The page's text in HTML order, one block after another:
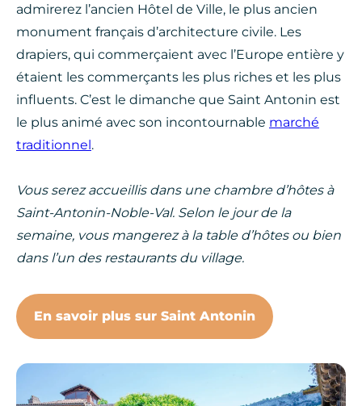
admirerez l’ancien Hôtel de Ville, le plus ancien
monument français d’architecture civile. Les
drapiers, qui commerçaient avec l’Europe entière y
étaient les commerçants les plus riches et les plus
influents. C’est le dimanche que Saint Antonin est
le plus animé avec son incontournable marché
traditionnel.
Vous serez accueillis dans une chambre d’hôtes à
Saint-Antonin-Noble-Val. Selon le jour de la
semaine, vous mangerez à la table d’hôtes ou bien
dans l’un des restaurants du village.
En savoir plus sur Saint Antonin